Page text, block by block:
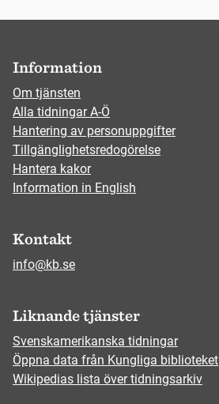
Information
Om tjänsten
Alla tidningar A-Ö
Hantering av personuppgifter
Tillgänglighetsredogörelse
Hantera kakor
Information in English
Kontakt
info@kb.se
Liknande tjänster
Svenskamerikanska tidningar
Öppna data från Kungliga biblioteket
Wikipedias lista över tidningsarkiv